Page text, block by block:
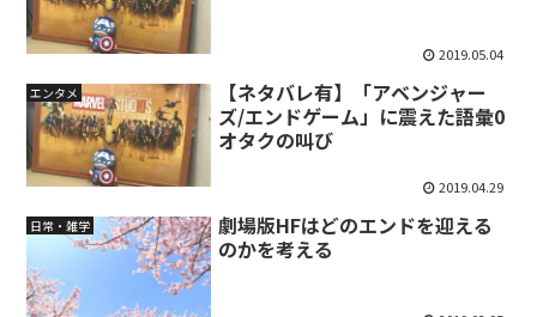
2019.05.04
エンタメ
【ネタバレ有】「アベンジャー
ズ/エンドゲーム」に震えた語彙0
オタクの叫び
2019.04.29
日常・雑学
劇場版HFはどのエンドを迎える
のかを考える